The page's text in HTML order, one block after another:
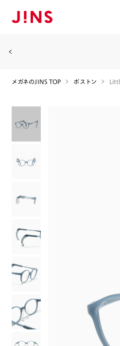
メガネのJINS TOP ボストン